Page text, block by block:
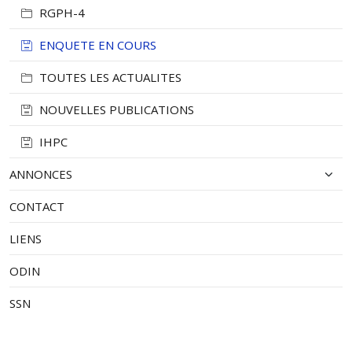
RGPH-4
ENQUETE EN COURS
TOUTES LES ACTUALITES
NOUVELLES PUBLICATIONS
IHPC
ANNONCES
CONTACT
LIENS
ODIN
SSN